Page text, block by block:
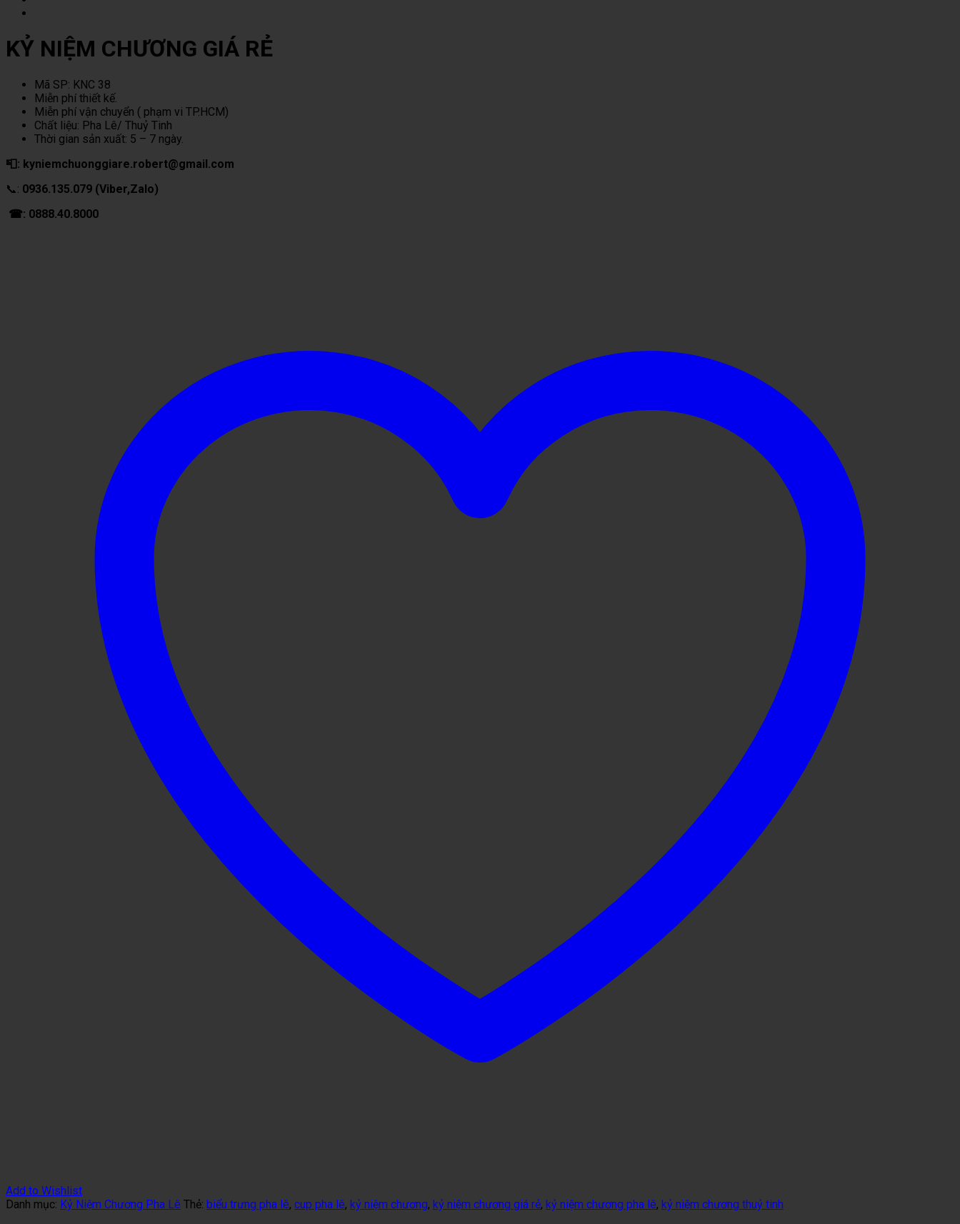
KỶ NIỆM CHƯƠNG GIÁ RẺ
Mã SP: KNC 38
Miễn phí thiết kế.
Miễn phí vận chuyển ( phạm vi TP.HCM)
Chất liệu: Pha Lê/ Thuỷ Tinh
Thời gian sản xuất: 5 – 7 ngày.
📮: kyniemchuonggiare.robert@gmail.com
📞: 0936.135.079 (Viber,Zalo)
☎: 0888.40.8000
Add to Wishlist
Danh mục: Kỷ Niệm Chương Pha Lê Thẻ: biểu trưng pha lê, cup pha lê, kỷ niệm chương, kỷ niệm chương giá rẻ, kỷ niệm chương pha lê, kỷ niệm chương thuỷ tinh